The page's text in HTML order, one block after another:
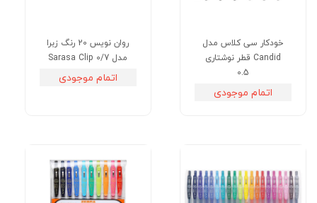
خودکار سی کلاس مدل
Candid قطر نوشتاری
0.5
اتمام موجودی
روان نویس 20 رنگ زبرا
مدل Sarasa Clip 0/7
اتمام موجودی